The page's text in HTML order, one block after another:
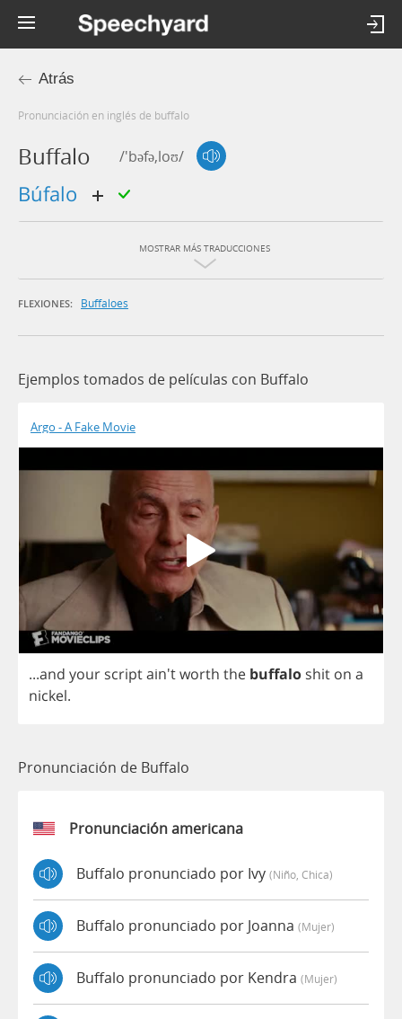
Atrás
Pronunciación en inglés de buffalo
Buffalo /'bəfə,loʊ/
búfalo
MOSTRAR MÁS TRADUCCIONES
FLEXIONES: Buffaloes
Ejemplos tomados de películas con Buffalo
Argo - A Fake Movie
...and your scriptain'tworth the buffalo shit on a
nickel.
Pronunciación de Buffalo
Pronunciación americana
Buffalo pronunciado por Ivy (niño, Chica)
Buffalo pronunciado por Joanna (mujer)
Buffalo pronunciado por Kendra (mujer)